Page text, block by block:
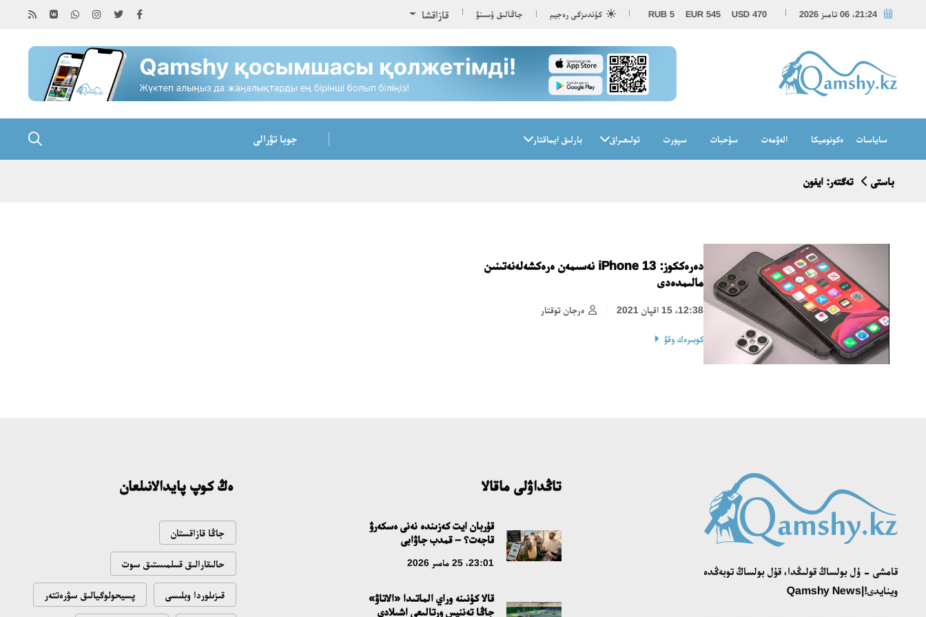
21:24، 06 تامىز 2026 USD 470
EUR 545
RUB 5 كۇندىزگى رەجيم جاڭالىق ۇسىنۋ قازاقشا
ساياسات ەكونوميكا الەۋمەت سۇحبات سپورت تولىعىراق بارلىق ايماقتار جوبا تۋرالى
باستى تەگتەر: ايفون
دەرەككوز: iPhone 13 نەسىمەن ەرەكشەلەنەتىنىن
مالىمدەدى
ەرجان توقتار 12:38، 15 اقپان 2021
كوبىرەك وقۋ
قامشى - ۇل بولساڭ قولىڭدا، قۇل بولساڭ توبەڭدە
وينايدى!|Qamshy News
تاڭداۋلى ماقالا
قۇربان ايت كەزىندە نەنى ەسكەرۋ
قاجەت؟ – قمدب جاۋابى
23:01، 25 مامىر 2026
قالا كۇنىنە وراي الماتىدا «الاتاۋ»
جاڭا تەننيس ورتالىعى اشىلادى
ەڭ كوپ پايدالانىلعان
جاڭا قازاقستان
حالىقارالىق قىىلمىستىق سوت
قىزىلوردا وبلىسى پسيحولوگيالىق سۋرەتتەر